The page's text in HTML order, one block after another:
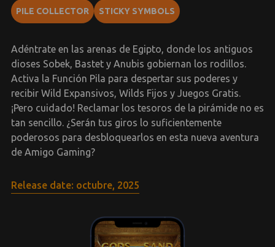
PILE COLLECTOR STICKY SYMBOLS
Adéntrate en las arenas de Egipto, donde los antiguos
dioses Sobek, Bastet y Anubis gobiernan los rodillos.
Activa la Función Pila para despertar sus poderes y
recibir Wild Expansivos, Wilds Fijos y Juegos Gratis.
¡Pero cuidado! Reclamar los tesoros de la pirámide no es
tan sencillo. ¿Serán tus giros lo suficientemente
poderosos para desbloquearlos en esta nueva aventura
de Amigo Gaming?
Release date: octubre, 2025